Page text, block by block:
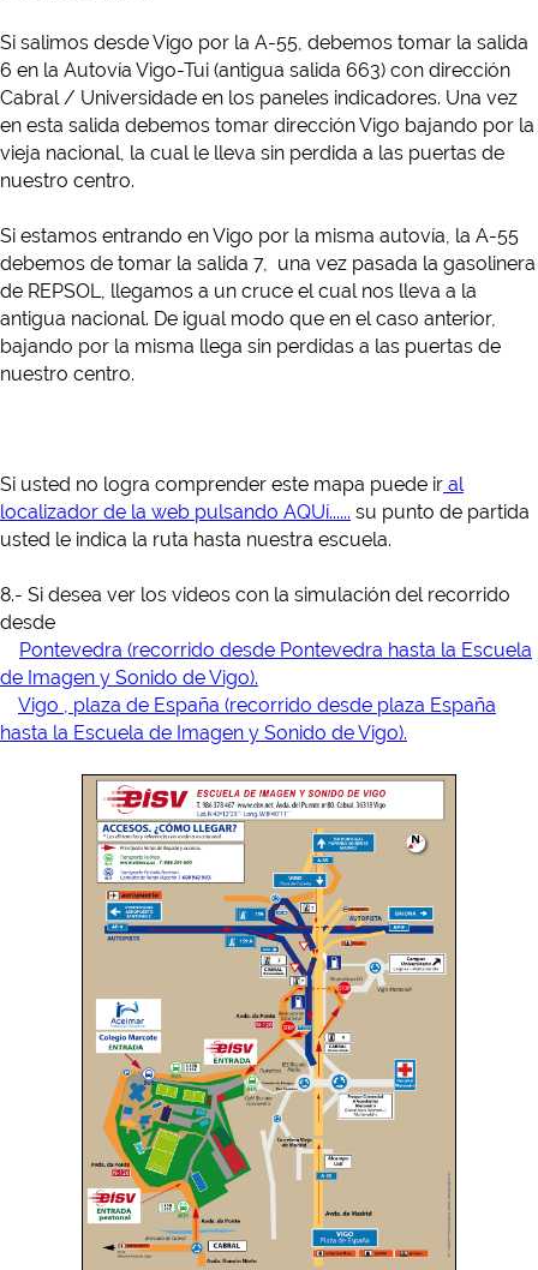
Si salimos desde Vigo por la A-55, debemos tomar la salida
6 en la Autovía Vigo-Tui (antigua salida 663) con dirección
Cabral / Universidade en los paneles indicadores. Una vez
en esta salida debemos tomar dirección Vigo bajando por la
vieja nacional, la cual le lleva sin perdida a las puertas de
nuestro centro.
Si estamos entrando en Vigo por la misma autovía, la A-55
debemos de tomar la salida 7, una vez pasada la gasolinera
de REPSOL, llegamos a un cruce el cual nos lleva a la
antigua nacional. De igual modo que en el caso anterior,
bajando por la misma llega sin perdidas a las puertas de
nuestro centro.
Si usted no logra comprender este mapa puede ir al
localizador de la web pulsando AQUí...... su punto de partida
usted le indica la ruta hasta nuestra escuela.
8.- Si desea ver los videos con la simulación del recorrido
desde
Pontevedra (recorrido desde Pontevedra hasta la Escuela
de Imagen y Sonido de Vigo).
Vigo , plaza de España (recorrido desde plaza España
hasta la Escuela de Imagen y Sonido de Vigo).